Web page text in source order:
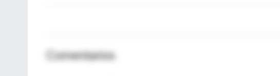
Comentarios